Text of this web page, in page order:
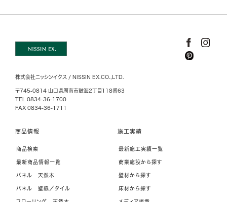
株式会社ニッシンイクス / NISSIN EX.CO.,LTD.
〒745-0814 山口県周南市鼓海2丁目118番63
TEL 0834-36-1700
FAX 0834-36-1711
商品情報
商品検索
最新商品情報一覧
パネル 天然木
パネル 壁紙／タイル
施工実績
最新施工実績一覧
商業施設から探す
壁材から探す
床材から探す